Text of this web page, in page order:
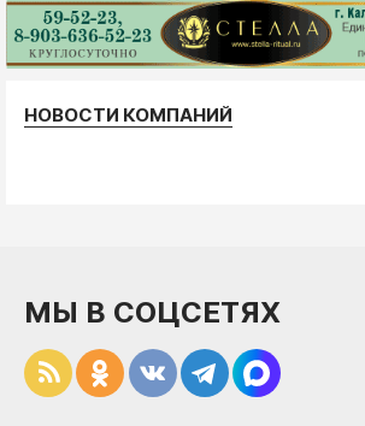
НОВОСТИ КОМПАНИЙ
МЫ В СОЦСЕТЯХ